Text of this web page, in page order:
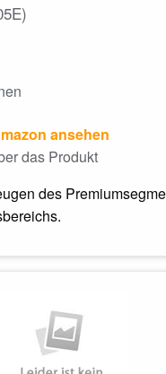
ansehen
das Produkt
des